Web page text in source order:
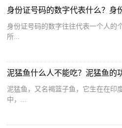
身份证号码的数字代表什么？身
身份证号码的数字往往代表一个人的
所...
泥猛鱼什么人不能吃？泥猛鱼的
泥猛鱼，又名褐篮子鱼，它生在在印
中，...